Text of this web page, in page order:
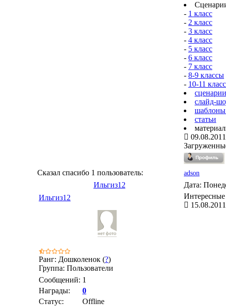
- 1 класс
- 2 класс
- 3 класс
- 4 класс
- 5 класс
- 6 класс
- 7 класс
- 8-9 классы
- 10-11
слайд-
шаблоны
статьи
09.08.2011
Сказал спасибо 1 пользователь:
adson
Ильгиз12 Дата:
Ильгиз12
Ранг: Дошколенок (?)
Группа: Пользователи
Сообщений: 1
Награды:
0
Статус:
Offline
Интересные
15.08.2011